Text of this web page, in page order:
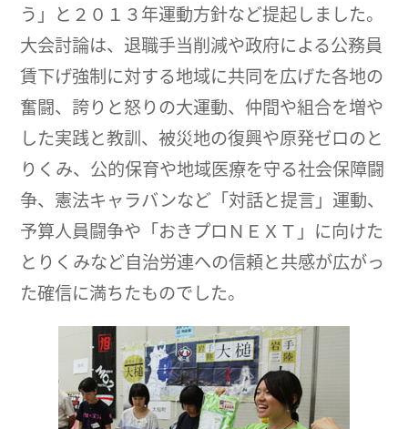
う」と２０１３年運動方針など提起しました。
大会討論は、退職手当削減や政府による公務員
賃下げ強制に対する地域に共同を広げた各地の
奮闘、誇りと怒りの大運動、仲間や組合を増や
した実践と教訓、被災地の復興や原発ゼロのと
りくみ、公的保育や地域医療を守る社会保障闘
争、憲法キャラバンなど「対話と提言」運動、
予算人員闘争や「おきプロＮＥＸＴ」に向けた
とりくみなど自治労連への信頼と共感が広がっ
た確信に満ちたものでした。